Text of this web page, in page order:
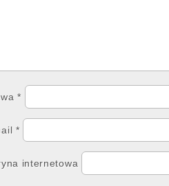
*
*
internetowa